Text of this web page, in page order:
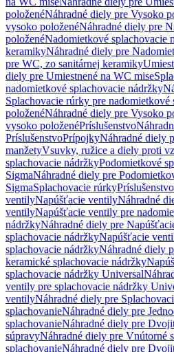
položenéNáhradné diely pre Vysoko
vysoko položenéNáhradné diely pre
položenéNadomietkové splachovacie
keramikyNáhradné diely pre
pre WC, zo sanitárnej keramiky
diely pre Umiestnené na WC mise
nadomietkové splachovacie nádržky
Splachovacie rúrky pre nadomietkové
položenéNáhradné diely pre Vysoko
vysoko položenéPríslušenstvo
PríslušenstvoPrípojkyNáhradné diely
manžetyVsuvky, ružice a diely proti
splachovacie nádržkyPodomietkové
SigmaNáhradné diely pre
SigmaSplachovacie rúrkyPríslušenstvo
ventilyNapúšťacie ventilyNáhradné
ventilyNapúšťacie ventily pre
nádržkyNáhradné diely pre
splachovacie nádržkyNapúšťacie
splachovacie nádržkyNáhradné diely
keramické splachovacie nádržky
splachovacie nádržky Universal
ventily pre splachovacie nádržky
ventilyNáhradné diely pre
splachovanieNáhradné diely pre
splachovanieNáhradné diely pre
súpravyNáhradné diely pre Vnútorné
splachovanieNáhradné diely pre